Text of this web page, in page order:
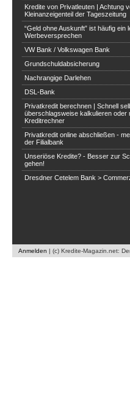
Kredite von Privatleuten | Achtung
Kleinanzeigenteil der Tageszeitung
“Geld ohne Auskunft” ist häufig ein
Werbeversprechen
VW Bank / Volkswagen Bank
Grundschuldabsicherung
Nachrangige Darlehen
DSL-Bank
Privatkredit berechnen | Schnell
überschlagsweise kalkulieren oder
Kreditrechner
Privatkredit online abschließen -
der Filialbank
Unseriöse Kredite? - Besser zur
gehen!
Dresdner Cetelem Bank >
Anmelden | (c) Kredite-Magazin.net: